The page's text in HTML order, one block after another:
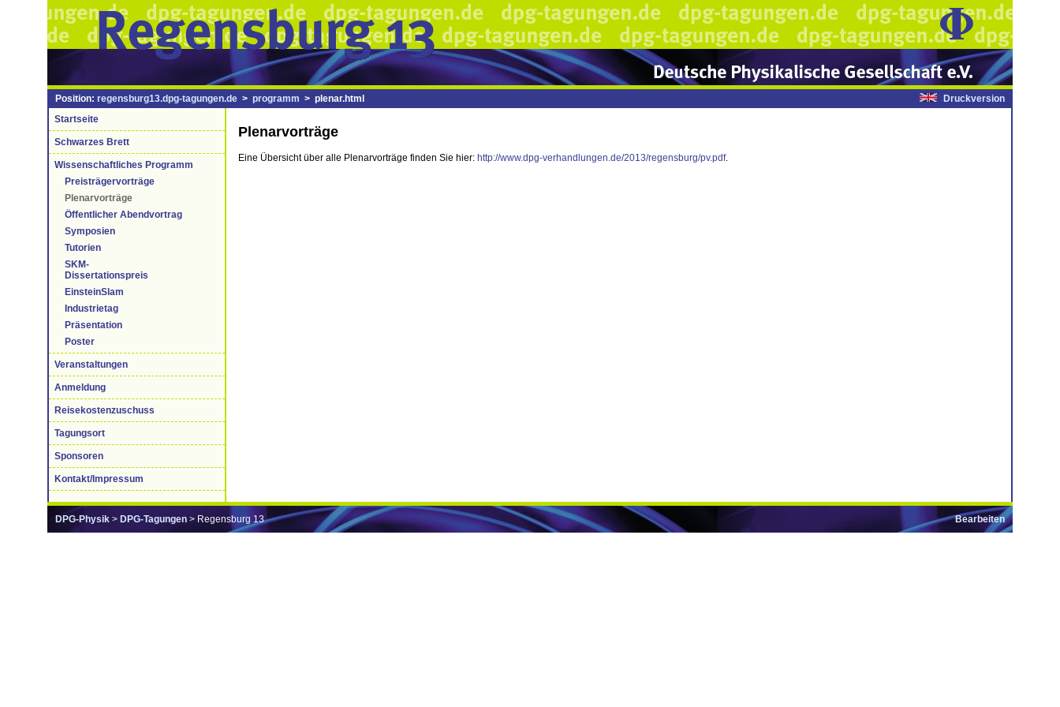
Druckversion
Position: regensburg13.dpg-tagungen.de > programm > plenar.html
Startseite
Schwarzes Brett
Wissenschaftliches Programm
Preisträgervorträge
Plenarvorträge
Öffentlicher Abendvortrag
Symposien
Tutorien
SKM-
Dissertationspreis
EinsteinSlam
Industrietag
Präsentation
Poster
Veranstaltungen
Anmeldung
Reisekostenzuschuss
Tagungsort
Sponsoren
Kontakt/Impressum
Plenarvorträge
Eine Übersicht über alle Plenarvorträge finden Sie hier: http://www.dpg-verhandlungen.de/2013/regensburg/pv.pdf.
Bearbeiten
DPG-Physik > DPG-Tagungen > Regensburg 13